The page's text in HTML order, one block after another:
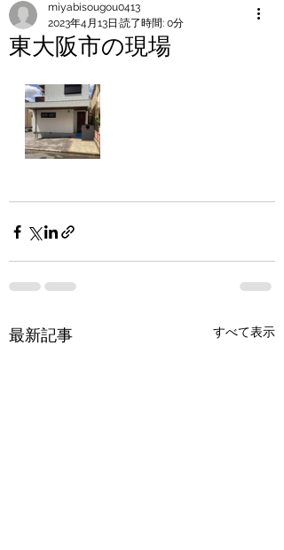
東大阪市の現場
miyabisougou0413
2023年4月13日 読了時間: 0分
最新記事 すべて表示